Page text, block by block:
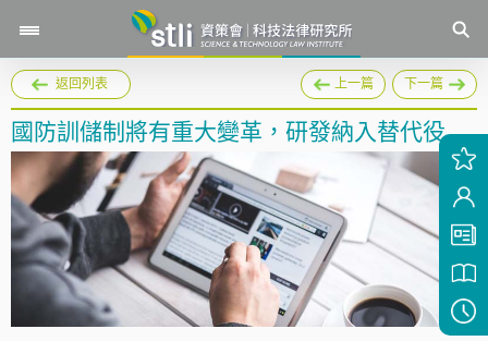
返回列表 上一篇 下一篇
國防訓儲制將有重大變革，研發納入替代役